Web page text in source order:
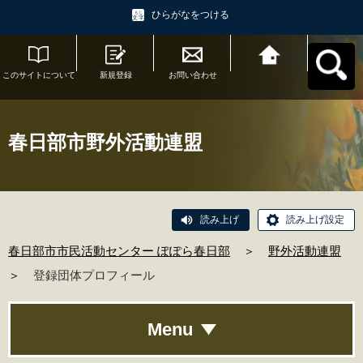
ひらがなをつける
このサイトについて 新規登録 お問い合わせ
春日部市野外活動連盟
読み上げ 読み上げ設定
春日部市市民活動センター ぽぽら春日部 ＞
野外活動連盟
＞
登録団体プロフィール
Menu